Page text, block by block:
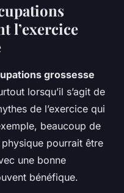
l’exercice
grossesse
lorsqu’il s’agit de
de l’exercice qui
beaucoup de
pourrait être
une bonne
bénéfique.